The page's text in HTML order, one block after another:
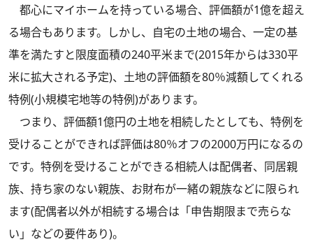
都心にマイホームを持っている場合、評価額が1億を超え
る場合もあります。しかし、自宅の土地の場合、一定の基
準を満たすと限度面積の240平米まで(2015年からは330平
米に拡大される予定)、土地の評価額を80％減額してくれる
特例(小規模宅地等の特例)があります。
つまり、評価額1億円の土地を相続したとしても、特例を
受けることができれば評価は80％オフの2000万円になるの
です。特例を受けることができる相続人は配偶者、同居親
族、持ち家のない親族、お財布が一緒の親族などに限られ
ます(配偶者以外が相続する場合は「申告期限まで売らな
い」などの要件あり)。